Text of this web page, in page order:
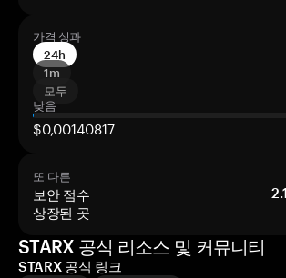
가격 성과
24h
1m
모두
낮음
$0,00140817
또 다른
보안 점수 2.1
상장된 곳
STARX 공식 리소스 및 커뮤니티
STARX 공식 링크